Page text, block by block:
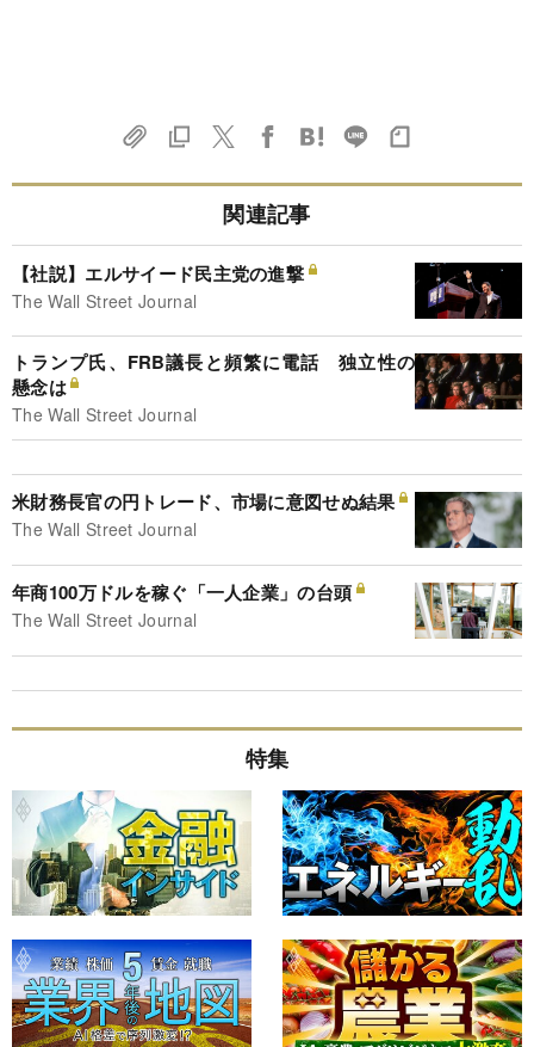
関連記事
【社説】エルサイード民主党の進撃
The Wall Street Journal
トランプ氏、FRB議長と頻繁に電話 独立性の
懸念は
The Wall Street Journal
米財務長官の円トレード、市場に意図せぬ結果
The Wall Street Journal
年商100万ドルを稼ぐ「一人企業」の台頭
The Wall Street Journal
特集